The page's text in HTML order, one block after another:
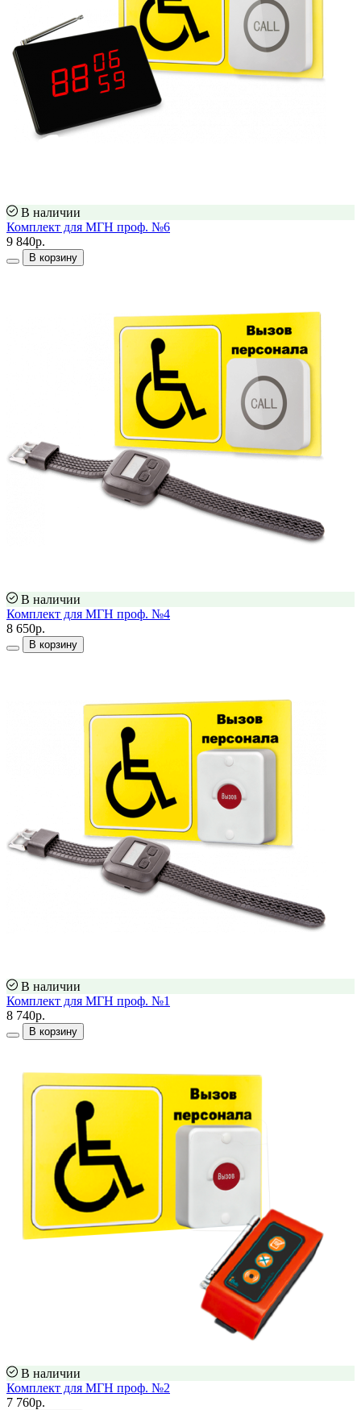
В наличии
Комплект для МГН проф. №6
9 840р.
В корзину
В наличии
Комплект для МГН проф. №4
8 650р.
В корзину
В наличии
Комплект для МГН проф. №1
8 740р.
В корзину
В наличии
Комплект для МГН проф. №2
7 760р.